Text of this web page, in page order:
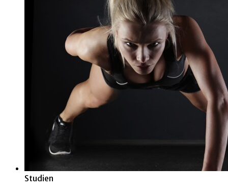
Studien